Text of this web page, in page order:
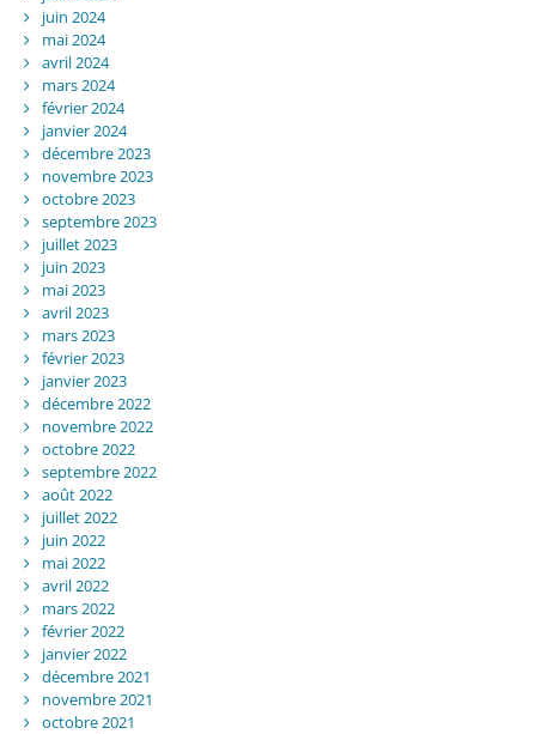
juin 2024
mai 2024
avril 2024
mars 2024
février 2024
janvier 2024
décembre 2023
novembre 2023
octobre 2023
septembre 2023
juillet 2023
juin 2023
mai 2023
avril 2023
mars 2023
février 2023
janvier 2023
décembre 2022
novembre 2022
octobre 2022
septembre 2022
août 2022
juillet 2022
juin 2022
mai 2022
avril 2022
mars 2022
février 2022
janvier 2022
décembre 2021
novembre 2021
octobre 2021